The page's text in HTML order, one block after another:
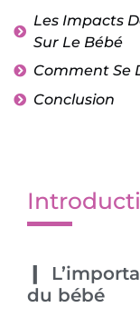
Les Impacts
Sur Le Bébé
Comment Se
Conclusion
du bébé